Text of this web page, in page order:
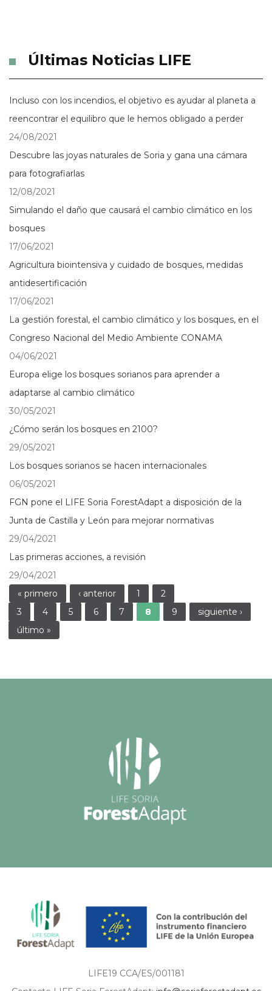
Últimas Noticias LIFE
Incluso con los incendios, el objetivo es ayudar al planeta a
reencontrar el equilibro que le hemos obligado a perder
24/08/2021
Descubre las joyas naturales de Soria y gana una cámara
para fotografiarlas
12/08/2021
Simulando el daño que causará el cambio climático en los
bosques
17/06/2021
Agricultura biointensiva y cuidado de bosques, medidas
antidesertificación
17/06/2021
La gestión forestal, el cambio climático y los bosques, en el
Congreso Nacional del Medio Ambiente CONAMA
04/06/2021
Europa elige los bosques sorianos para aprender a
adaptarse al cambio climático
30/05/2021
¿Cómo serán los bosques en 2100?
29/05/2021
Los bosques sorianos se hacen internacionales
06/05/2021
FGN pone el LIFE Soria ForestAdapt a disposición de la
Junta de Castilla y León para mejorar normativas
29/04/2021
Las primeras acciones, a revisión
29/04/2021
Páginas
« primero ‹ anterior 1
2
3
4 5 6 7 8 9
siguiente ›
último »
LIFE19 CCA/ES/001181